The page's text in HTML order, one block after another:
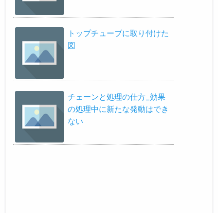
トップチューブに取り付けた
図
チェーンと処理の仕方_効果
の処理中に新たな発動はでき
ない